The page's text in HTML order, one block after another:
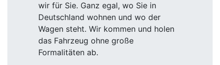
wir für Sie. Ganz egal, wo Sie in
Deutschland wohnen und wo der
Wagen steht. Wir kommen und holen
das Fahrzeug ohne große
Formalitäten ab.